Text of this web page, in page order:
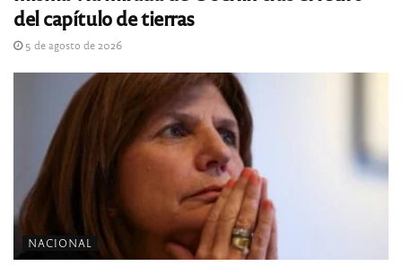
del capítulo de tierras
5 de agosto de 2026
NACIONAL